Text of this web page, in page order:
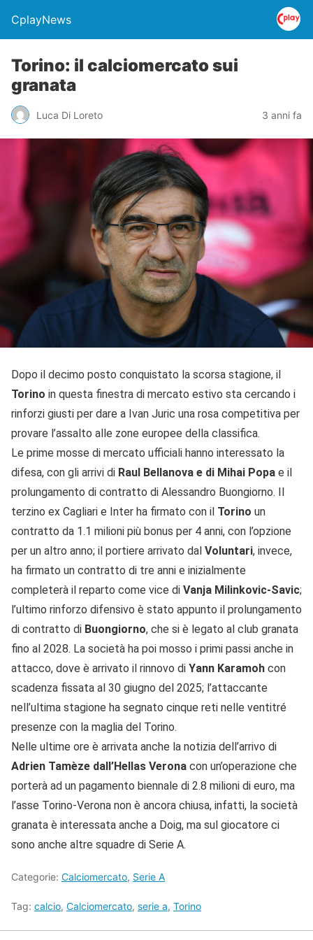
CplayNews
Torino: il calciomercato sui
granata
Luca Di Loreto 3 anni fa
Dopo il decimo posto conquistato la scorsa stagione, il
Torino in questa finestra di mercato estivo sta cercando i
rinforzi giusti per dare a Ivan Juric una rosa competitiva per
provare l’assalto alle zone europee della classifica.
Le prime mosse di mercato ufficiali hanno interessato la
difesa, con gli arrivi di Raul Bellanova e di Mihai Popa e il
prolungamento di contratto di Alessandro Buongiorno. Il
terzino ex Cagliari e Inter ha firmato con il Torino un
contratto da 1.1 milioni più bonus per 4 anni, con l’opzione
per un altro anno; il portiere arrivato dal Voluntari, invece,
ha firmato un contratto di tre anni e inizialmente
completerà il reparto come vice di Vanja Milinkovic-Savic;
l’ultimo rinforzo difensivo è stato appunto il prolungamento
di contratto di Buongiorno, che si è legato al club granata
fino al 2028. La società ha poi mosso i primi passi anche in
attacco, dove è arrivato il rinnovo di Yann Karamoh con
scadenza fissata al 30 giugno del 2025; l’attaccante
nell’ultima stagione ha segnato cinque reti nelle ventitré
presenze con la maglia del Torino.
Nelle ultime ore è arrivata anche la notizia dell’arrivo di
Adrien Tamèze dall’Hellas Verona con un’operazione che
porterà ad un pagamento biennale di 2.8 milioni di euro, ma
l’asse Torino-Verona non è ancora chiusa, infatti, la società
granata è interessata anche a Doig, ma sul giocatore ci
sono anche altre squadre di Serie A.
Categorie: Calciomercato, Serie A
Tag: calcio, Calciomercato, serie a, Torino